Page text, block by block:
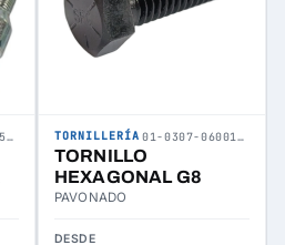
01-1796-122057-07 TORNILLERÍA 01-0307-060013-01
TORNILLO
HEXAGONAL G8
PAVONADO
DESDE